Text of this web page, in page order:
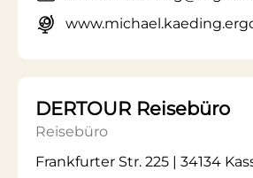
DERTOUR Reisebüro
Reisebüro
Frankfurter Str. 225 | 34134